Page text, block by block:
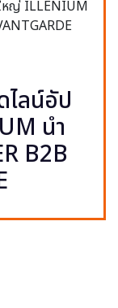
ไลน์อัป
นำ
B2B